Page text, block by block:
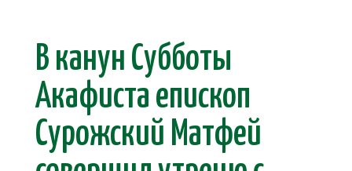
В канун Субботы
Акафиста епископ
Сурожский Матфей